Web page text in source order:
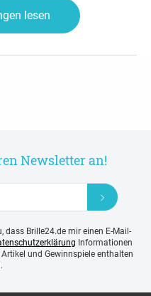
lesen
Newsletter an!
dass Brille24.de mir einen E-Mail-
Informationen
und Gewinnspiele enthalten